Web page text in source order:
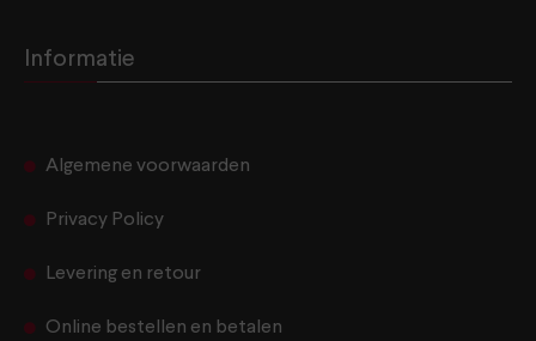
Informatie
Algemene voorwaarden
Privacy Policy
Levering en retour
Online bestellen en betalen